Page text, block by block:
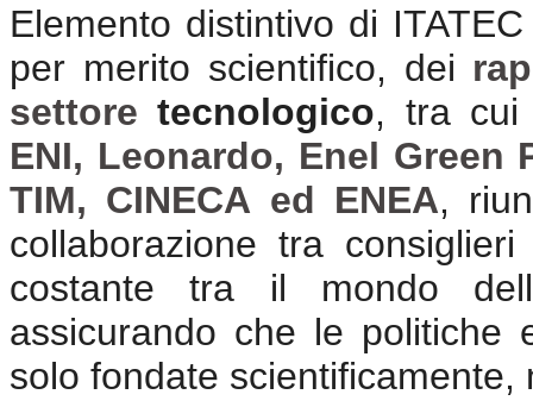
Elemento distintivo di
per merito scientifico, dei
settoretecnologico, tra cui
ENI, Leonardo, Enel Green
TIM, CINECA ed ENEA,
collaborazione tra
costante tra il mondo
assicurando che le politiche
solo fondate